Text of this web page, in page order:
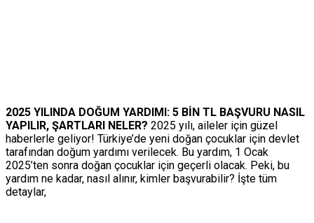
2025 YILINDA DOĞUM YARDIMI: 5 BİN TL BAŞVURU NASIL
YAPILIR, ŞARTLARI NELER? 2025 yılı, aileler için güzel
haberlerle geliyor! Türkiye’de yeni doğan çocuklar için devlet
tarafından doğum yardımı verilecek. Bu yardım, 1 Ocak
2025’ten sonra doğan çocuklar için geçerli olacak. Peki, bu
yardım ne kadar, nasıl alınır, kimler başvurabilir? İşte tüm
detaylar,